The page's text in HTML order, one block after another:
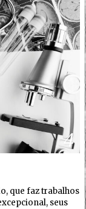
4
que faz trabalhos
seus